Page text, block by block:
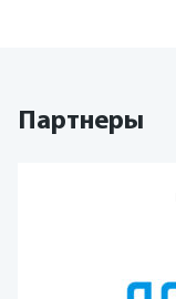
Партнеры